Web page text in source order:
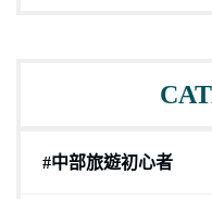
#中部旅遊初心者